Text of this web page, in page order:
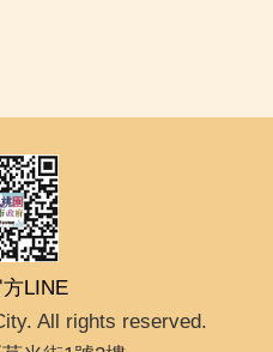
LINE
All rights reserved.